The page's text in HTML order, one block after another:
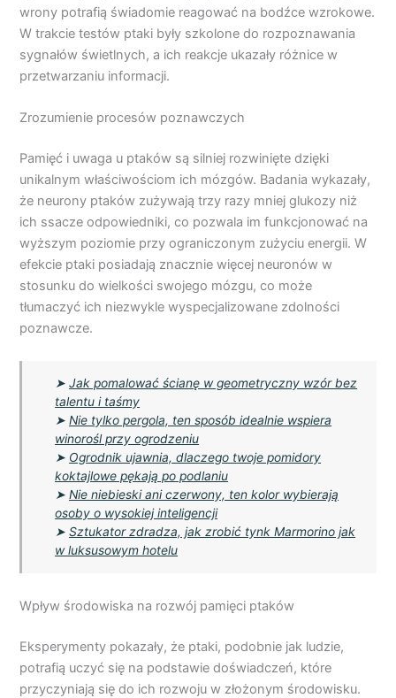
wrony potrafią świadomie reagować na bodźce wzrokowe.
W trakcie testów ptaki były szkolone do rozpoznawania
sygnałów świetlnych, a ich reakcje ukazały różnice w
przetwarzaniu informacji.
Zrozumienie procesów poznawczych
Pamięć i uwaga u ptaków są silniej rozwinięte dzięki
unikalnym właściwościom ich mózgów. Badania wykazały,
że neurony ptaków zużywają trzy razy mniej glukozy niż
ich ssacze odpowiedniki, co pozwala im funkcjonować na
wyższym poziomie przy ograniczonym zużyciu energii. W
efekcie ptaki posiadają znacznie więcej neuronów w
stosunku do wielkości swojego mózgu, co może
tłumaczyć ich niezwykle wyspecjalizowane zdolności
poznawcze.
➤Jak pomalować ścianę w geometryczny wzór bez
talentu i taśmy
➤Nie tylko pergola, ten sposób idealnie wspiera
winorośl przy ogrodzeniu
➤ Ogrodnik ujawnia, dlaczego twoje pomidory
koktajlowe pękają po podlaniu
➤Nie niebieski ani czerwony, ten kolor wybierają
osoby o wysokiej inteligencji
➤Sztukator zdradza, jak zrobić tynk Marmorino jak
w luksusowym hotelu
Wpływ środowiska na rozwój pamięci ptaków
Eksperymenty pokazały, że ptaki, podobnie jak ludzie,
potrafią uczyć się na podstawie doświadczeń, które
przyczyniają się do ich rozwoju w złożonym środowisku.